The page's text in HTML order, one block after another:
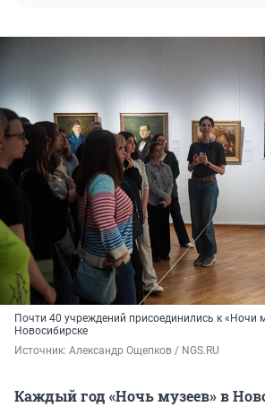
Почти 40 учреждений присоединились к «Ночи
Новосибирске
Источник: Александр Ощепков / NGS.RU
Каждый год «Ночь музеев» в